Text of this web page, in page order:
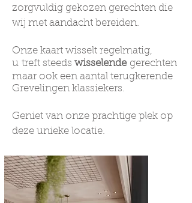
zorgvuldig gekozen gerechten die
wij met aandacht bereiden.
Onze kaart wisselt regelmatig,
u treft steeds wisselendegerechten
maar ook een aantal terugkerende
Grevelingen klassiekers.
Geniet van onze prachtige plek op
deze unieke locatie.